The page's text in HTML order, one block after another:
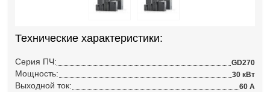
Технические характеристики:
Серия ПЧ: GD270
Мощность: 30 кВт
Выходной ток: 60 А